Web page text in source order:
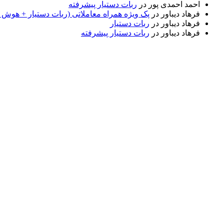
احمد احمدی پور در ربات دستیار پیشرفته
فرهاد دیباور در پک ویژه همراه معاملاتی (ربات دستیار +
فرهاد دیباور در ربات دستیار
فرهاد دیباور در ربات دستیار پیشرفته